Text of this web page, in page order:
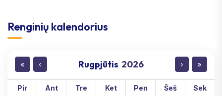
Renginių kalendorius
« ‹ Rugpjūtis 2026 › »
Pir Ant Tre Ket Pen Šeš Sek